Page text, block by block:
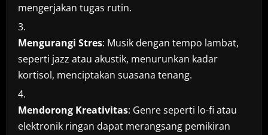
mengerjakan tugas rutin.
Mengurangi Stres: Musik dengan tempo lambat,
seperti jazz atau akustik, menurunkan kadar
kortisol, menciptakan suasana tenang.
Mendorong Kreativitas: Genre seperti lo-fi atau
elektronik ringan dapat merangsang pemikiran